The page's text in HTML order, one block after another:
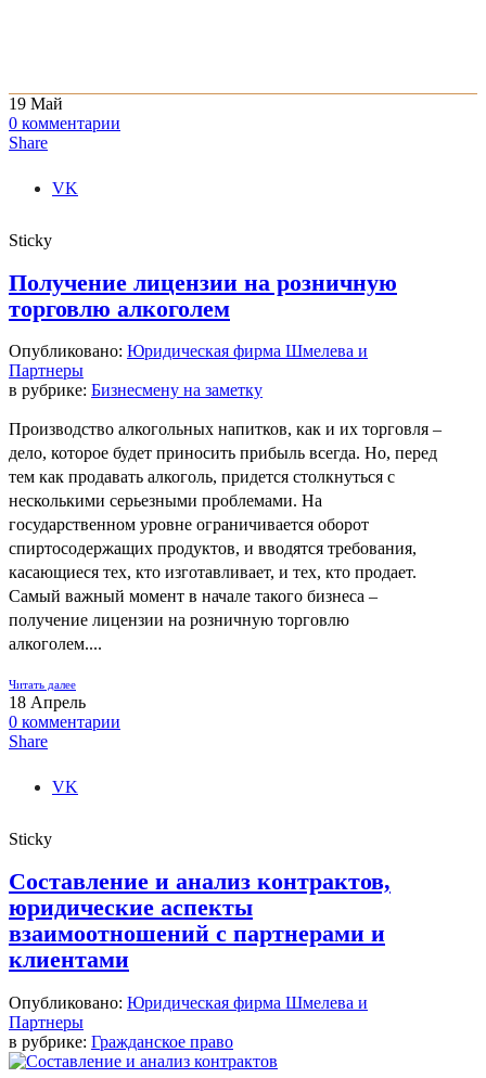
19 Май
0 комментарии
Share
VK
Sticky
Получение лицензии на розничную
торговлю алкоголем
Опубликовано: Юридическая фирма Шмелева и
Партнеры
в рубрике: Бизнесмену на заметку
Производство алкогольных напитков, как и их торговля –
дело, которое будет приносить прибыль всегда. Но, перед
тем как продавать алкоголь, придется столкнуться с
несколькими серьезными проблемами. На
государственном уровне ограничивается оборот
спиртосодержащих продуктов, и вводятся требования,
касающиеся тех, кто изготавливает, и тех, кто продает.
Самый важный момент в начале такого бизнеса –
получение лицензии на розничную торговлю
алкоголем....
Читать далее
18 Апрель
0 комментарии
Share
VK
Sticky
Составление и анализ контрактов,
юридические аспекты
взаимоотношений с партнерами и
клиентами
Опубликовано: Юридическая фирма Шмелева и
Партнеры
в рубрике: Гражданское право